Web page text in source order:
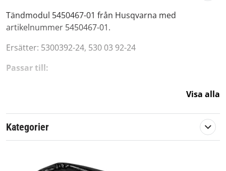
Tändmodul 5450467-01 från Husqvarna med
artikelnummer 5450467-01.
Ersätter: 5300392-24, 530 03 92-24
Passar till:
128C
128L
Visa alla
Kategorier